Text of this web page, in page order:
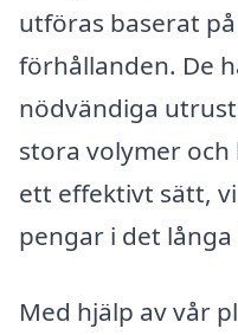
utföras baserat
förhållanden. De
nödvändiga
stora volymer
ett effektivt sätt,
pengar i det
Med hjälp av vår